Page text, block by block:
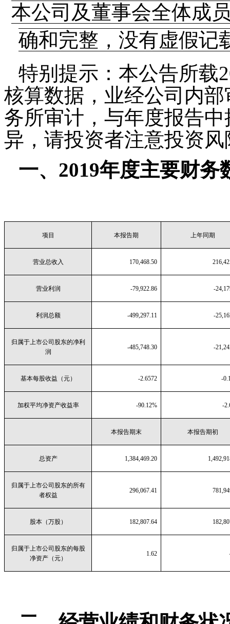
本公司及董事会全体成
确和完整，没有虚假记
特别提示：本公告所载
核算数据，业经公司内
务所审计，与年度报告
异，请投资者注意投资风
一、2019年度主要财务
项目 本报告期 上年同期
营业总收入 170,468.50
营业利润 -79,922.86 -
利润总额 -499,297.11 -
归属于上市公司股东的净利
润
-485,748.30 -
基本每股收益（元） -2.6572 -
加权平均净资产收益率 -90.12% -
本报告期末 本报告期初
总资产 1,384,469.20
归属于上市公司股东的所有
者权益
296,067.41
股本（万股） 182,807.64
归属于上市公司股东的每股
净资产（元）
1.62